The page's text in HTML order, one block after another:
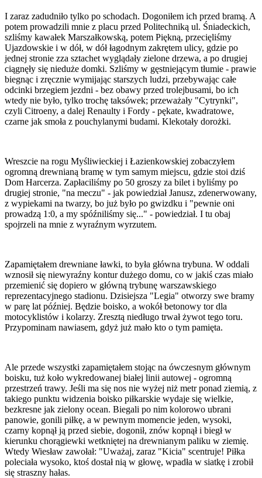
I zaraz zadudniło tylko po schodach. Dogoniłem ich przed bramą. A
potem prowadzili mnie z placu przed Politechniką ul. Śniadeckich,
szliśmy kawałek Marszałkowską, potem Piękną, przecięliśmy
Ujazdowskie i w dół, w dół łagodnym zakrętem ulicy, gdzie po
jednej stronie zza sztachet wyglądały zielone drzewa, a po drugiej
ciągnęły się nieduże domki. Szliśmy w gęstniejącym tłumie - prawie
biegnąc i zręcznie wymijając starszych ludzi, przebywając całe
odcinki brzegiem jezdni - bez obawy przed trolejbusami, bo ich
wtedy nie było, tylko trochę taksówek; przeważały "Cytrynki",
czyli Citroeny, a dalej Renaulty i Fordy - pękate, kwadratowe,
czarne jak smoła z pouchylanymi budami. Klekotały dorożki.
Wreszcie na rogu Myśliwieckiej i Łazienkowskiej zobaczyłem
ogromną drewnianą bramę w tym samym miejscu, gdzie stoi dziś
Dom Harcerza. Zapłaciliśmy po 50 groszy za bilet i byliśmy po
drugiej stronie, "na meczu" - jak powiedział Janusz, zdenerwowany,
z wypiekami na twarzy, bo już było po gwizdku i "pewnie oni
prowadzą 1:0, a my spóźniliśmy się..." - powiedział. I tu obaj
spojrzeli na mnie z wyraźnym wyrzutem.
Zapamiętałem drewniane ławki, to była główna trybuna. W oddali
wznosił się niewyraźny kontur dużego domu, co w jakiś czas miało
przemienić się dopiero w główną trybunę warszawskiego
reprezentacyjnego stadionu. Dzisiejsza "Legia" otworzy swe bramy
w parę lat później. Będzie boisko, a wokół betonowy tor dla
motocyklistów i kolarzy. Zresztą niedługo trwał żywot tego toru.
Przypominam nawiasem, gdyż już mało kto o tym pamięta.
Ale przede wszystki zapamiętałem stojąc na ówczesnym głównym
boisku, tuż koło wykredowanej białej linii autowej - ogromną
przestrzeń trawy. Jeśli ma się nos nie wyżej niż metr ponad ziemią, z
takiego punktu widzenia boisko piłkarskie wydaje się wielkie,
bezkresne jak zielony ocean. Biegali po nim kolorowo ubrani
panowie, gonili piłkę, a w pewnym momencie jeden, wysoki,
czarny kopnął ją przed siebie, dogonił, znów kopnął i biegł w
kierunku chorągiewki wetkniętej na drewnianym paliku w ziemię.
Wtedy Wiesław zawołał: "Uważaj, zaraz "Kicia" scentruje! Piłka
poleciała wysoko, ktoś dostał nią w głowę, wpadła w siatkę i zrobił
się straszny hałas.